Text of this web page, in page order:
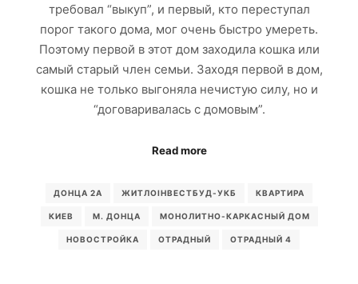
требовал “выкуп”, и первый, кто переступал
порог такого дома, мог очень быстро умереть.
Поэтому первой в этот дом заходила кошка или
самый старый член семьи. Заходя первой в дом,
кошка не только выгоняла нечистую силу, но и
“договаривалась с домовым”.
Read more
ДОНЦА 2А ЖИТЛОІНВЕСТБУД-УКБ КВАРТИРА
КИЕВ М. ДОНЦА МОНОЛИТНО-КАРКАСНЫЙ ДОМ
НОВОСТРОЙКА ОТРАДНЫЙ ОТРАДНЫЙ 4